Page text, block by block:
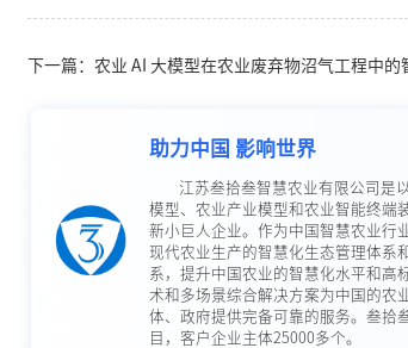
下一篇：农业 AI 大模型在农业废弃物沼气工程中的
助力中国 影响世界
江苏叁拾叁智慧农业有限公司是
模型、农业产业模型和农业智能终端
新小巨人企业。作为中国智慧农业行
现代农业生产的智慧化生态管理体系
系，提升中国农业的智慧化水平和高
术和多场景综合解决方案为中国的农
体、政府提供完备可靠的服务。叁拾
目，客户企业主体25000多个。